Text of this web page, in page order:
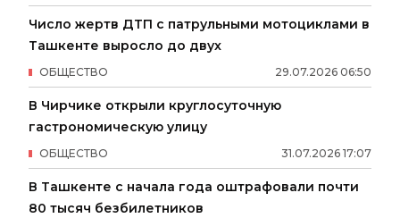
Число жертв ДТП с патрульными мотоциклами в
Ташкенте выросло до двух
29.07.2026 06:50
ОБЩЕСТВО
В Чирчике открыли круглосуточную
гастрономическую улицу
31.07.2026 17:07
ОБЩЕСТВО
В Ташкенте с начала года оштрафовали почти
80 тысяч безбилетников